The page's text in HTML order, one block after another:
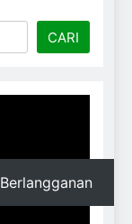
CARI
Berlangganan